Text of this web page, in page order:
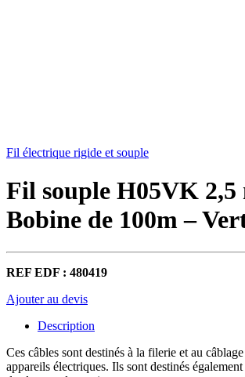
Fil électrique rigide et souple
Fil souple H05VK 2,5
Bobine de 100m –
REF EDF : 480419
Ajouter au devis
Description
Ces câbles sont destinés à la filerie et au
appareils électriques. Ils sont destinés